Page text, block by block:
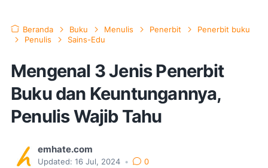
Beranda Buku Menulis Penerbit
Penerbit buku
Penulis
Sains-Edu
Mengenal 3 Jenis Penerbit
Buku dan Keuntungannya,
Penulis Wajib Tahu
emhate.com
Updated: 16 Jul, 2024 •
0